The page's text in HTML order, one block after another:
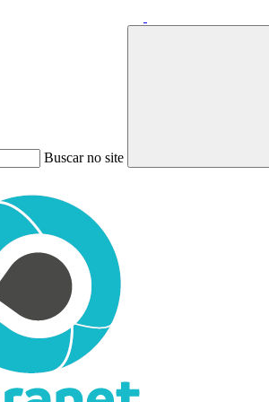
Buscar no site